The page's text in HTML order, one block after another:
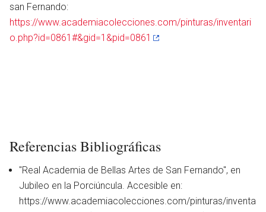
en
san Fernando:
https://www.academiacolecciones.com/pinturas/inventari
o.php?id=0861#&gid=1&pid=0861
Referencias Bibliográficas
"Real Academia de Bellas Artes de San Fernando", en
Jubileo en la Porciúncula. Accesible en:
https://www.academiacolecciones.com/pinturas/inventa